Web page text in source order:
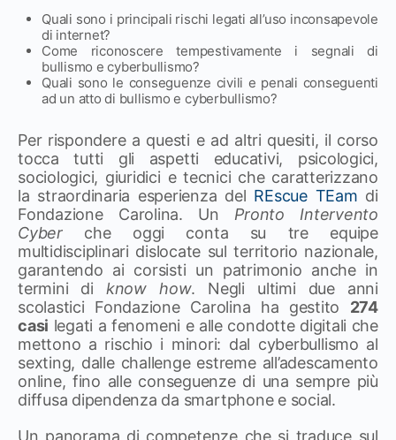
Quali sono i principali rischi legati all’uso inconsapevole
di internet?
Come riconoscere tempestivamente i segnali di
bullismo e cyberbullismo?
Quali sono le conseguenze civili e penali conseguenti
ad un atto di bullismo e cyberbullismo?
Per rispondere a questi e ad altri quesiti, il corso
tocca tutti gli aspetti educativi, psicologici,
sociologici, giuridici e tecnici che caratterizzano
la straordinaria esperienza del REscue TEam di
Fondazione Carolina. Un Pronto Intervento
Cyberche oggi conta su tre equipe
multidisciplinari dislocate sul territorio nazionale,
garantendo ai corsisti un patrimonio anche in
termini di know how. Negli ultimi due anni
scolastici Fondazione Carolina ha gestito 274
casi legati a fenomeni e alle condotte digitali che
mettono a rischio i minori: dal cyberbullismo al
sexting, dalle challenge estreme all’adescamento
online, fino alle conseguenze di una sempre più
diffusa dipendenza da smartphone e social.
Un panorama di competenze che si traduce sul